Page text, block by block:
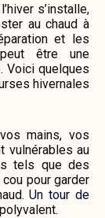
s’installe,
au chaud à
et les
être une
Voici quelques
hivernales
mains, vos
vulnérables au
tels que des
pour garder
Un tour de